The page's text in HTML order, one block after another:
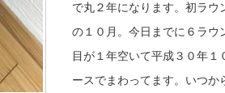
で丸２年になります。初ラウ
の１０月。今日までに６ラウ
目が１年空いて平成３０年１
ースでまわってます。いつか